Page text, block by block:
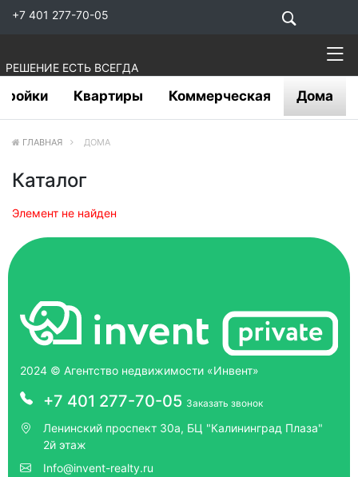
+7 401 277-70-05
РЕШЕНИЕ ЕСТЬ ВСЕГДА
Квартиры Коммерческая Дома
ГЛАВНАЯ ДОМА
Каталог
Элемент не найден
2024 © Агентство недвижимости «Инвент»
+7 401 277-70-05 Заказать звонок
Ленинский проспект 30а, БЦ "Калининград Плаза"
2й этаж
Info@invent-realty.ru